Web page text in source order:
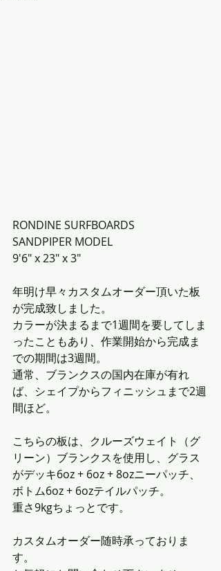
RONDINE SURFBOARDS
SANDPIPER MODEL
9'6" x 23" x 3"
年明け早々カスタムオーダー頂いた板
が完成致しました。
カラーが決まるまで1週間を要してしま
ったこともあり、作業開始から完成ま
での期間は3週間。
通常、ブランクスの国内在庫が有れ
ば、シェイプからフィニッシュまで2週
間ほど。
こちらの板は、クルーズウェイト（グ
リーン）ブランクスを使用し、グラス
がデッキ6oz + 6oz + 8ozニーパッチ、
ボトム6oz + 6ozテイルパッチ。
重さ9kgちょっとです。
カスタムオーダー随時承っておりま
す。